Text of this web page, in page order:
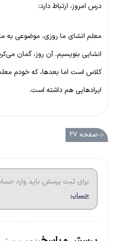
درس امروز، ارتباط دارد:
معلم انشای ما روزی، موضوعی به
انشایی بنویسیم. آن روز، گمان
کلاس است اما بعدها، که خودم
ایرادهایی هم داشته است.
صفحه ۲۷
برای ثبت پرسش باید وارد
حساب